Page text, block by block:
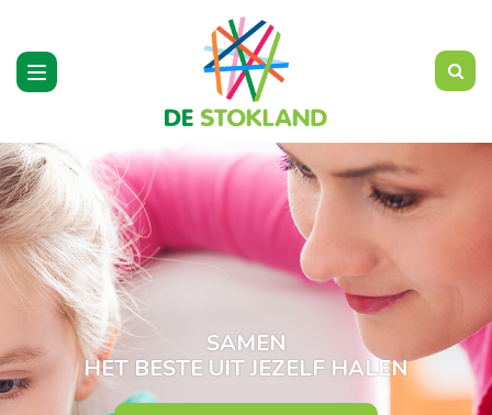
Toggle
navigation
SAMEN
HET BESTE UIT JEZELF HALEN